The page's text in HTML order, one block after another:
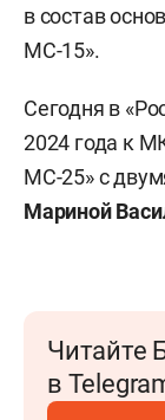
в состав
МС-15».
Сегодня в
2024 года к
МС-25» с
Мариной
Читайте
в